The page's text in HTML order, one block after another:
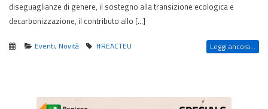
diseguaglianze di genere, il sostegno alla transizione ecologica e
decarbonizzazione, il contributo allo […]
Eventi, Novità #REACTEU Leggi ancora...